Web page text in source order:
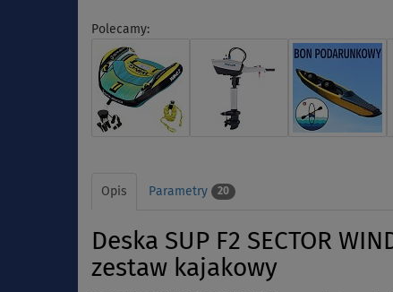
Polecamy:
Opis Parametry 20
Deska SUP F2 SECTOR
zestaw kajakowy